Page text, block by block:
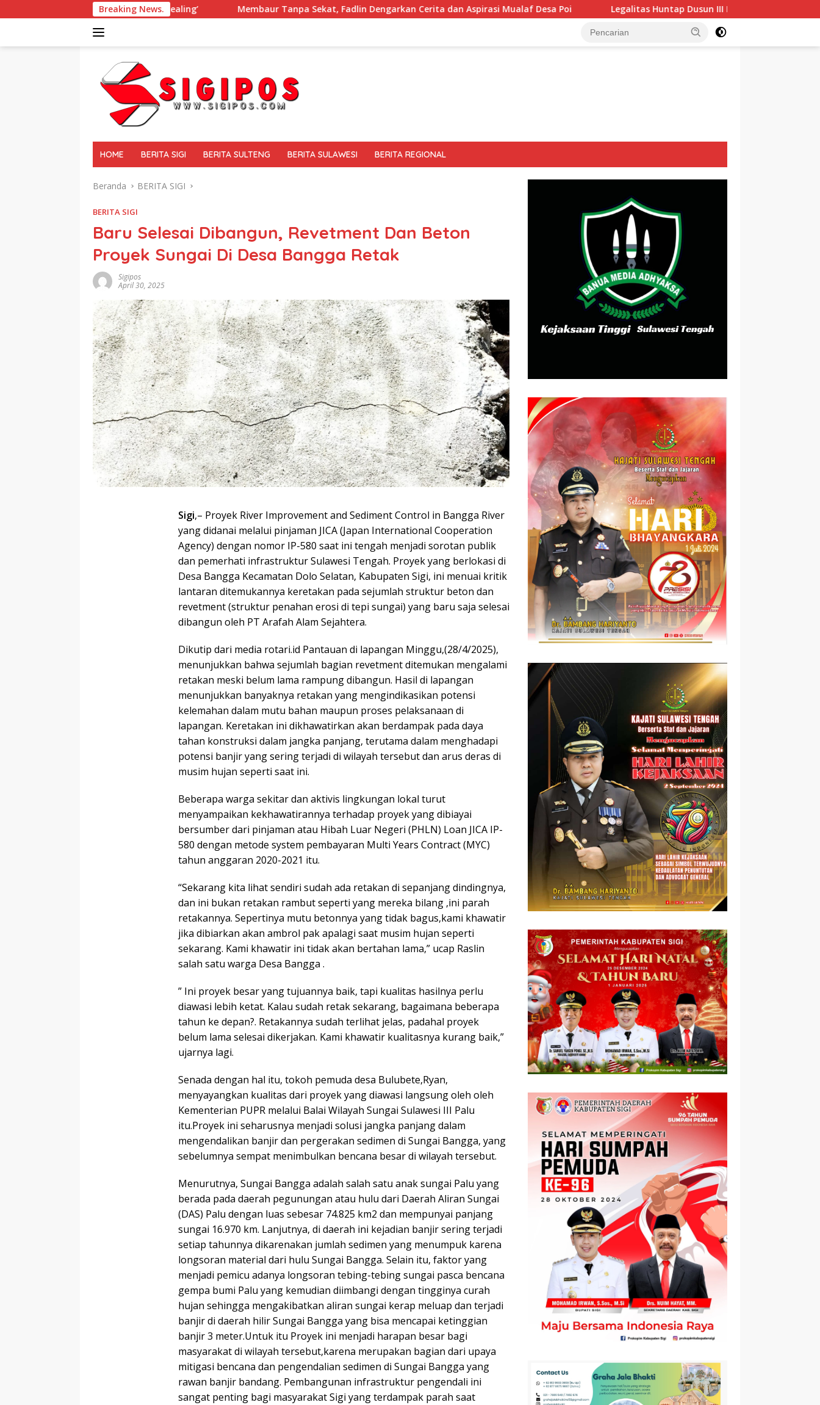
ke
Breaking News.
Berikan ‘Trauma Healing’ Membaur Tanpa Sekat, Fadlin Dengarkan Cerita dan Aspirasi Mualaf Desa Poi Legalitas Huntap Dusun III Desa Bangga Belum Jelas, DPRD Sigi
HOME BERITA SIGI BERITA SULTENG BERITA SULAWESI BERITA REGIONAL
Beranda BERITA SIGI
BERITA SIGI
Baru Selesai Dibangun, Revetment Dan Beton
Proyek Sungai Di Desa Bangga Retak
Sigipos
April 30, 2025
Sigi,– Proyek River Improvement and Sediment Control in Bangga River
yang didanai melalui pinjaman JICA (Japan International Cooperation
Agency) dengan nomor IP-580 saat ini tengah menjadi sorotan publik
dan pemerhati infrastruktur Sulawesi Tengah. Proyek yang berlokasi di
Desa Bangga Kecamatan Dolo Selatan, Kabupaten Sigi, ini menuai kritik
lantaran ditemukannya keretakan pada sejumlah struktur beton dan
revetment (struktur penahan erosi di tepi sungai) yang baru saja selesai
dibangun oleh PT Arafah Alam Sejahtera.
Dikutip dari media rotari.id Pantauan di lapangan Minggu,(28/4/2025),
menunjukkan bahwa sejumlah bagian revetment ditemukan mengalami
retakan meski belum lama rampung dibangun. Hasil di lapangan
menunjukkan banyaknya retakan yang mengindikasikan potensi
kelemahan dalam mutu bahan maupun proses pelaksanaan di
lapangan. Keretakan ini dikhawatirkan akan berdampak pada daya
tahan konstruksi dalam jangka panjang, terutama dalam menghadapi
potensi banjir yang sering terjadi di wilayah tersebut dan arus deras di
musim hujan seperti saat ini.
Beberapa warga sekitar dan aktivis lingkungan lokal turut
menyampaikan kekhawatirannya terhadap proyek yang dibiayai
bersumber dari pinjaman atau Hibah Luar Negeri (PHLN) Loan JICA IP-
580 dengan metode system pembayaran Multi Years Contract (MYC)
tahun anggaran 2020-2021 itu.
“Sekarang kita lihat sendiri sudah ada retakan di sepanjang dindingnya,
dan ini bukan retakan rambut seperti yang mereka bilang ,ini parah
retakannya. Sepertinya mutu betonnya yang tidak bagus,kami khawatir
jika dibiarkan akan ambrol pak apalagi saat musim hujan seperti
sekarang. Kami khawatir ini tidak akan bertahan lama,” ucap Raslin
salah satu warga Desa Bangga .
” Ini proyek besar yang tujuannya baik, tapi kualitas hasilnya perlu
diawasi lebih ketat. Kalau sudah retak sekarang, bagaimana beberapa
tahun ke depan?. Retakannya sudah terlihat jelas, padahal proyek
belum lama selesai dikerjakan. Kami khawatir kualitasnya kurang baik,”
ujarnya lagi.
Senada dengan hal itu, tokoh pemuda desa Bulubete,Ryan,
menyayangkan kualitas dari proyek yang diawasi langsung oleh oleh
Kementerian PUPR melalui Balai Wilayah Sungai Sulawesi III Palu
itu.Proyek ini seharusnya menjadi solusi jangka panjang dalam
mengendalikan banjir dan pergerakan sedimen di Sungai Bangga, yang
sebelumnya sempat menimbulkan bencana besar di wilayah tersebut.
Menurutnya, Sungai Bangga adalah salah satu anak sungai Palu yang
berada pada daerah pegunungan atau hulu dari Daerah Aliran Sungai
(DAS) Palu dengan luas sebesar 74.825 km2 dan mempunyai panjang
sungai 16.970 km. Lanjutnya, di daerah ini kejadian banjir sering terjadi
setiap tahunnya dikarenakan jumlah sedimen yang menumpuk karena
longsoran material dari hulu Sungai Bangga. Selain itu, faktor yang
menjadi pemicu adanya longsoran tebing-tebing sungai pasca bencana
gempa bumi Palu yang kemudian diimbangi dengan tingginya curah
hujan sehingga mengakibatkan aliran sungai kerap meluap dan terjadi
banjir di daerah hilir Sungai Bangga yang bisa mencapai ketinggian
banjir 3 meter.Untuk itu Proyek ini menjadi harapan besar bagi
masyarakat di wilayah tersebut,karena merupakan bagian dari upaya
mitigasi bencana dan pengendalian sedimen di Sungai Bangga yang
rawan banjir bandang. Pembangunan infrastruktur pengendali ini
sangat penting bagi masyarakat Sigi yang terdampak parah saat